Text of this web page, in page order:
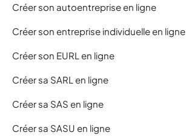
Créer son autoentreprise en ligne
Créer son entreprise individuelle en ligne
Créer son EURL en ligne
Créer sa SARL en ligne
Créer sa SAS en ligne
Créer sa SASU en ligne